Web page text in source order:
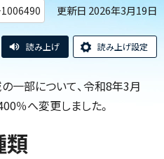
更新日 2026年3月19日
読み上げ 読み上げ設定
一部について、令和8年3月
％へ変更しました。
類